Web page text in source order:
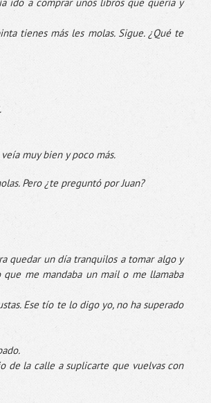
tienes más les molas. Sigue. ¿Qué te
muy bien y poco más.
Pero ¿te preguntó por Juan?
quedar un día tranquilos a tomar algo y
me mandaba un mail o me llamaba
Ese tío te lo digo yo, no ha superado
de la calle a suplicarte que vuelvas con